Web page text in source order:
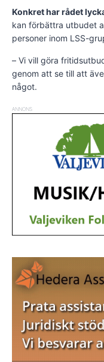
Konkret har rådet
kan förbättra utbudet
personer inom LSS-
– Vi vill göra
genom att se till att
något.
ANNONS